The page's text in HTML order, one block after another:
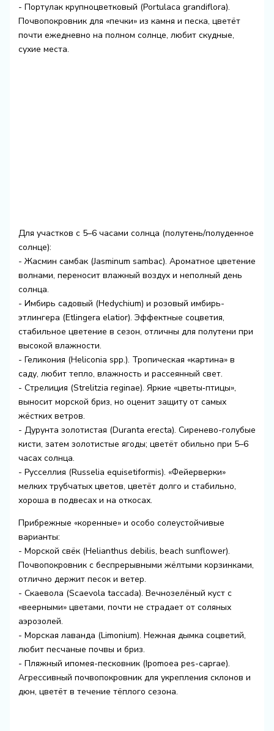
- Портулак крупноцветковый (Portulaca grandiflora).
Почвопокровник для «печки» из камня и песка, цветёт
почти ежедневно на полном солнце, любит скудные,
сухие места.
Для участков с 5–6 часами солнца (полутень/полуденное
солнце):
- Жасмин самбак (Jasminum sambac). Ароматное цветение
волнами, переносит влажный воздух и неполный день
солнца.
- Имбирь садовый (Hedychium) и розовый имбирь-
этлингера (Etlingera elatior). Эффектные соцветия,
стабильное цветение в сезон, отличны для полутени при
высокой влажности.
- Геликония (Heliconia spp.). Тропическая «картина» в
саду, любит тепло, влажность и рассеянный свет.
- Стрелиция (Strelitzia reginae). Яркие «цветы‑птицы»,
выносит морской бриз, но оценит защиту от самых
жёстких ветров.
- Дурунта золотистая (Duranta erecta). Сиренево-голубые
кисти, затем золотистые ягоды; цветёт обильно при 5–6
часах солнца.
- Русселлия (Russelia equisetiformis). «Фейерверки»
мелких трубчатых цветов, цветёт долго и стабильно,
хороша в подвесах и на откосах.
Прибрежные «коренные» и особо солеустойчивые
варианты:
- Морской свёк (Helianthus debilis, beach sunflower).
Почвопокровник с беспрерывными жёлтыми корзинками,
отлично держит песок и ветер.
- Скаевола (Scaevola taccada). Вечнозелёный куст с
«веерными» цветами, почти не страдает от соляных
аэрозолей.
- Морская лаванда (Limonium). Нежная дымка соцветий,
любит песчаные почвы и бриз.
- Пляжный ипомея-песковник (Ipomoea pes-caprae).
Агрессивный почвопокровник для укрепления склонов и
дюн, цветёт в течение тёплого сезона.